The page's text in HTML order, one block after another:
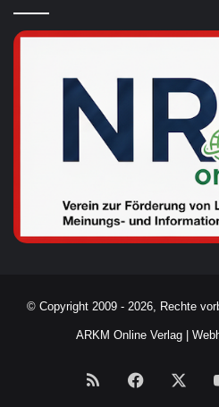
© Copyright 2009 - 2026, Rechte
ARKM Online Verlag |
RSS Facebook